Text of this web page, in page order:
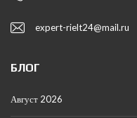
expert-rielt24@mail.ru
БЛОГ
Август 2026